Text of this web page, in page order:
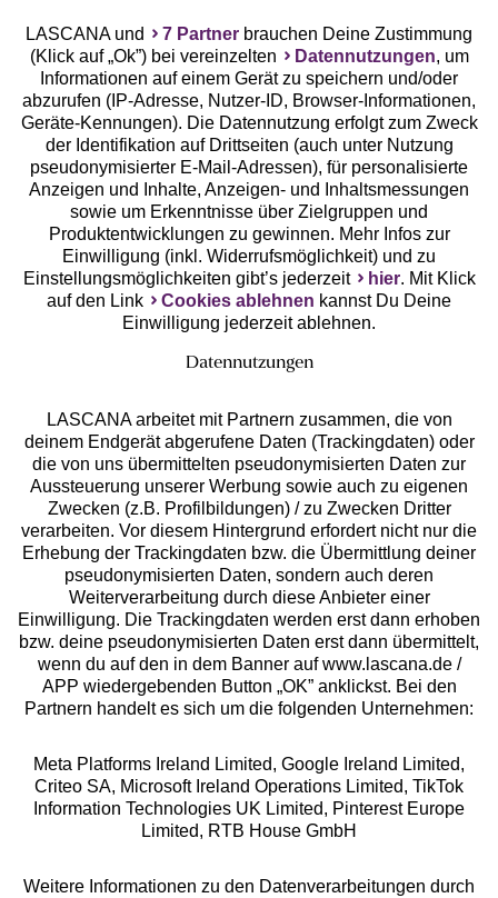
Geprüfte Sicherheit
Unsere Apps
Services
Beratung
Über uns
Rechtliches
Alle Preise inkl. MwSt., zzgl.
Versandkosten
** Bonität vorausgesetzt, berechtigt zur Bonitätsprüfung
LASCANA und 7 Partner brauchen Deine Zustimmung
(Klick auf „Ok”) bei vereinzelten
Datennutzungen, um
Informationen auf einem Gerät zu speichern und/oder
abzurufen (IP-Adresse, Nutzer-ID, Browser-Informationen,
Geräte-Kennungen). Die Datennutzung erfolgt zum Zweck
der Identifikation auf Drittseiten (auch unter Nutzung
pseudonymisierter E-Mail-Adressen), für personalisierte
Anzeigen und Inhalte, Anzeigen- und Inhaltsmessungen
sowie um Erkenntnisse über Zielgruppen und
Produktentwicklungen zu gewinnen. Mehr Infos zur
Einwilligung (inkl. Widerrufsmöglichkeit) und zu
Einstellungsmöglichkeiten gibt’s jederzeit
hier. Mit Klick
auf den Link
Cookies ablehnen kannst Du Deine
Einwilligung jederzeit ablehnen.
Datennutzungen
LASCANA arbeitet mit Partnern zusammen, die von
deinem Endgerät abgerufene Daten (Trackingdaten) oder
die von uns übermittelten pseudonymisierten Daten zur
Aussteuerung unserer Werbung sowie auch zu eigenen
Zwecken (z.B. Profilbildungen) / zu Zwecken Dritter
verarbeiten. Vor diesem Hintergrund erfordert nicht nur die
Erhebung der Trackingdaten bzw. die Übermittlung deiner
pseudonymisierten Daten, sondern auch deren
Weiterverarbeitung durch diese Anbieter einer
Einwilligung. Die Trackingdaten werden erst dann erhoben
bzw. deine pseudonymisierten Daten erst dann übermittelt,
wenn du auf den in dem Banner auf www.lascana.de /
APP wiedergebenden Button „OK” anklickst. Bei den
Partnern handelt es sich um die folgenden Unternehmen:
Meta Platforms Ireland Limited, Google Ireland Limited,
Criteo SA, Microsoft Ireland Operations Limited, TikTok
Information Technologies UK Limited, Pinterest Europe
Limited, RTB House GmbH
Weitere Informationen zu den Datenverarbeitungen durch